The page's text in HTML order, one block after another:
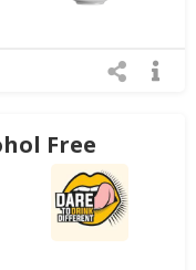
Free